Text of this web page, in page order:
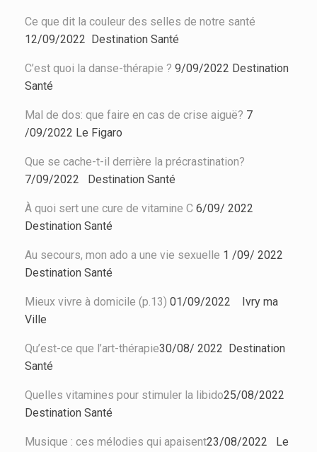
Ce que dit la couleur des selles de notre santé
12/09/2022 Destination Santé
C’est quoi la danse-thérapie ? 9/09/2022 Destination
Santé
Mal de dos: que faire en cas de crise aiguë? 7
/09/2022 Le Figaro
Que se cache-t-il derrière la précrastination?
7/09/2022 Destination Santé
À quoi sert une cure de vitamine C 6/09/ 2022
Destination Santé
Au secours, mon ado a une vie sexuelle 1 /09/ 2022
Destination Santé
Mieux vivre à domicile (p.13) 01/09/2022 Ivry ma
Ville
Qu’est-ce que l’art-thérapie30/08/ 2022 Destination
Santé
Quelles vitamines pour stimuler la libido25/08/2022
Destination Santé
Musique : ces mélodies qui apaisent23/08/2022 Le